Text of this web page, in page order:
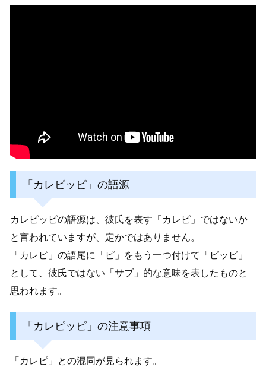
「カレピッピ」の語源
カレピッピの語源は、彼氏を表す「カレピ」ではないか
と言われていますが、定かではありません。
「カレピ」の語尾に「ピ」をもう一つ付けて「ピッピ」
として、彼氏ではない「サブ」的な意味を表したものと
思われます。
「カレピッピ」の注意事項
「カレピ」との混同が見られます。